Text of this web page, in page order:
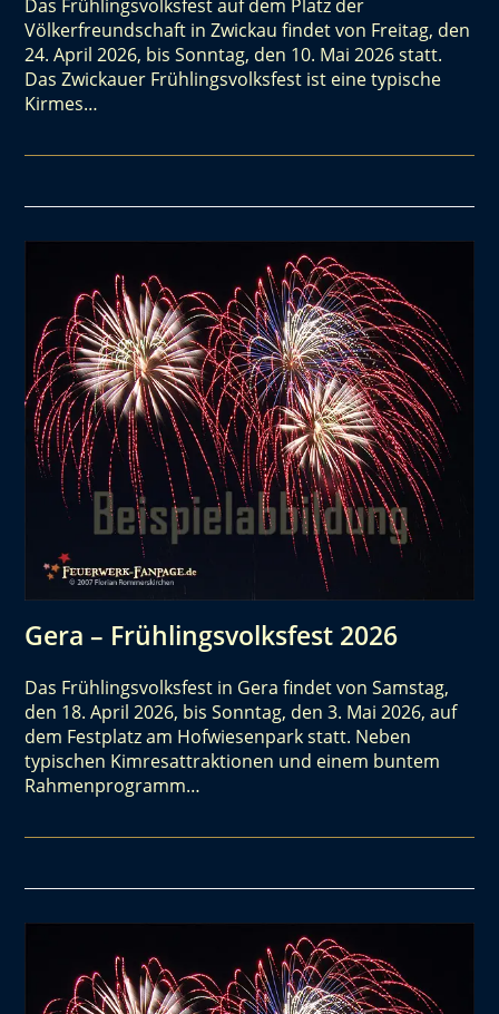
Das Frühlingsvolksfest auf dem Platz der
Völkerfreundschaft in Zwickau findet von Freitag, den
24. April 2026, bis Sonntag, den 10. Mai 2026 statt.
Das Zwickauer Frühlingsvolksfest ist eine typische
Kirmes…
Gera – Frühlingsvolksfest 2026
Das Frühlingsvolksfest in Gera findet von Samstag,
den 18. April 2026, bis Sonntag, den 3. Mai 2026, auf
dem Festplatz am Hofwiesenpark statt. Neben
typischen Kimresattraktionen und einem buntem
Rahmenprogramm…